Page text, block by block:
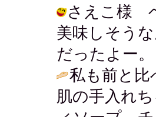
さえこ様
美味しそう
だったよー。
私も前と比
肌の手入れ